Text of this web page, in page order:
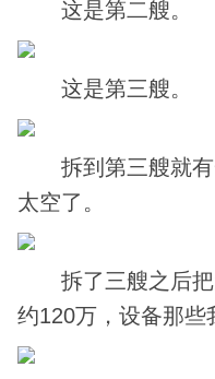
­ 这是第二艘。
­ 这是第三艘。
拆到第三艘就有
太空了。
拆了三艘之后把
约120万，设备那些